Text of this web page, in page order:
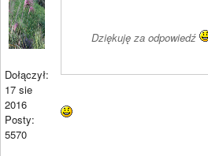
Dołączył:
17 sie
2016
Posty:
5570
Dziękuję za odpowiedź